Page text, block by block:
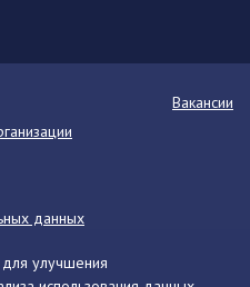
улучшения
Вакансии
данных